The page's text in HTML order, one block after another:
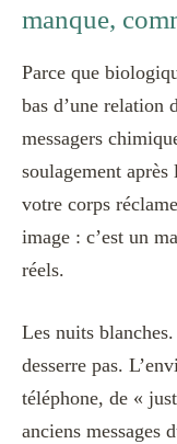
manque,
Parce que
bas d’une relation
messagers
soulagement
votre corps
image : c’est un
réels.
Les nuits
desserre pas.
téléphone, de «
anciens messages